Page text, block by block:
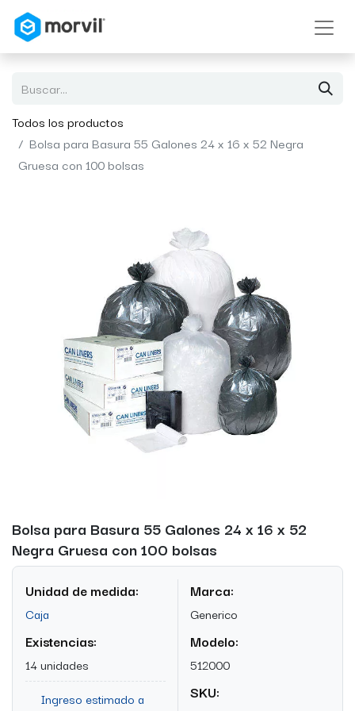
Todos los productos
Bolsa para Basura 55 Galones 24 x 16 x 52 Negra
Gruesa con 100 bolsas
Bolsa para Basura 55 Galones 24 x 16 x 52
Negra Gruesa con 100 bolsas
Unidad de medida:
Caja
Existencias:
14 unidades
Ingreso estimado a
Marca:
Generico
Modelo:
512000
SKU: